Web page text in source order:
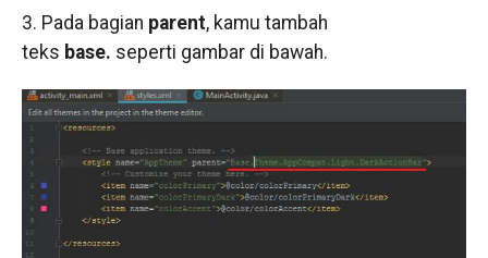
3. Pada bagian parent, kamu tambah
teks base. seperti gambar di bawah.